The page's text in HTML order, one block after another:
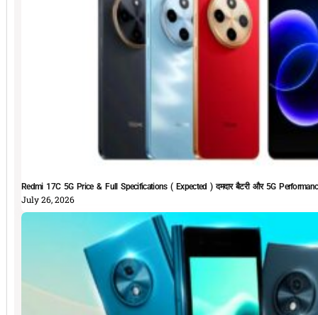
Redmi 17C 5G Price & Full Specifications ( Expected ) दमदार बैटरी और 5G
July 26, 2026